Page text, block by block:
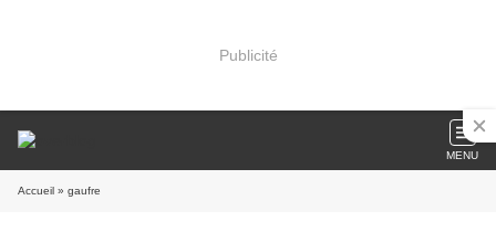
Publicité
MENU
Accueil » gaufre